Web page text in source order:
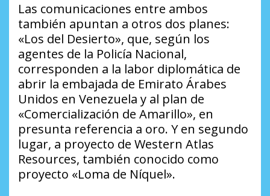
Las comunicaciones entre ambos
también apuntan a otros dos planes:
«Los del Desierto», que, según los
agentes de la Policía Nacional,
corresponden a la labor diplomática de
abrir la embajada de Emirato Árabes
Unidos en Venezuela y al plan de
«Comercialización de Amarillo», en
presunta referencia a oro. Y en segundo
lugar, a proyecto de Western Atlas
Resources, también conocido como
proyecto «Loma de Níquel».